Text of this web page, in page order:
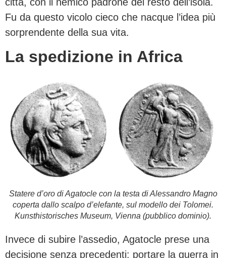
Fu da questo vicolo cieco che nacque l’idea più
sorprendente della sua vita.
La spedizione in Africa
Statere d’oro di Agatocle con la testa di Alessandro Magno
coperta dallo scalpo d’elefante, sul modello dei Tolomei.
Kunsthistorisches Museum, Vienna (pubblico dominio).
Invece di subire l’assedio, Agatocle prese una
decisione senza precedenti: portare la guerra in